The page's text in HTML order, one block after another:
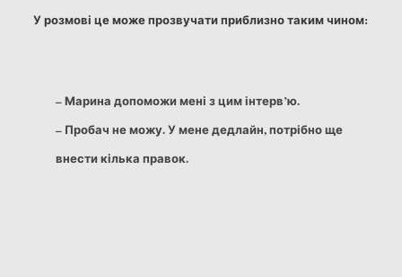
У розмові це може прозвучати приблизно таким чином:
– Марина допоможи мені з цим інтерв’ю.
– Пробач не можу. У мене дедлайн, потрібно ще
внести кілька правок.